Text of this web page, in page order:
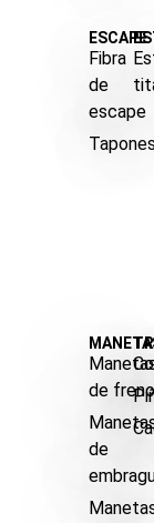
ESCAPE
Fibra
de
escape
Tapones
de freno
de